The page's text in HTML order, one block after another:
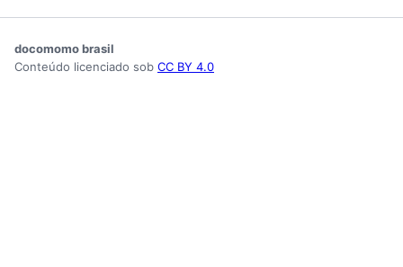
docomomo brasil
Conteúdo licenciado sob CC BY 4.0